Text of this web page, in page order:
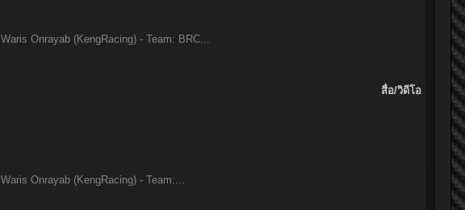
Onrayab (KengRacing) - Team: BRC...
สื่อ/วิดีโอ
Onrayab (KengRacing) - Team:...